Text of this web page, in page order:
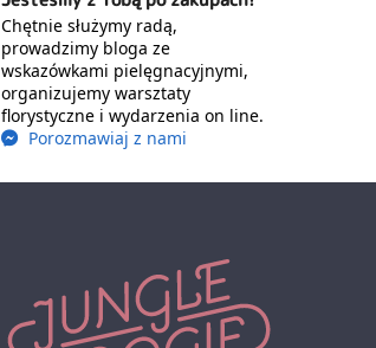
Chętnie służymy radą,
prowadzimy bloga ze
wskazówkami pielęgnacyjnymi,
organizujemy warsztaty
florystyczne i wydarzenia on line.
Porozmawiaj z nami